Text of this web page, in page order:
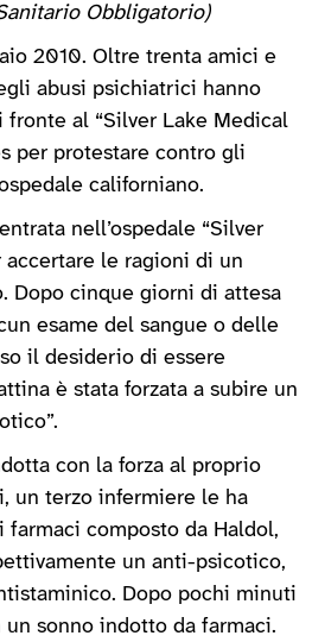
Obbligatorio)
2010. Oltre trenta amici e
abusi psichiatrici hanno
al “Silver Lake Medical
per protestare contro gli
californiano.
nell’ospedale “Silver
accertare le ragioni di un
Dopo cinque giorni di attesa
esame del sangue o delle
il desiderio di essere
è stata forzata a subire un
con la forza al proprio
un terzo infermiere le ha
composto da Haldol,
un anti-psicotico,
Dopo pochi minuti
sonno indotto da farmaci.